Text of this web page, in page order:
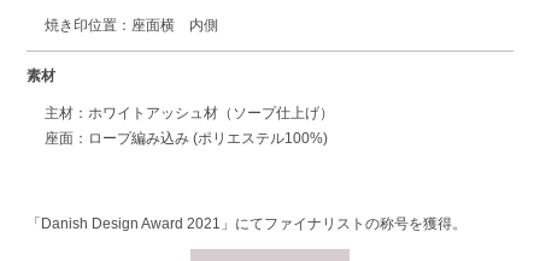
焼き印位置：座面横 内側
素材
主材：ホワイトアッシュ材（ソープ仕上げ）
座面：ロープ編み込み (ポリエステル100%)
「Danish Design Award 2021」にてファイナリストの称号を獲得。